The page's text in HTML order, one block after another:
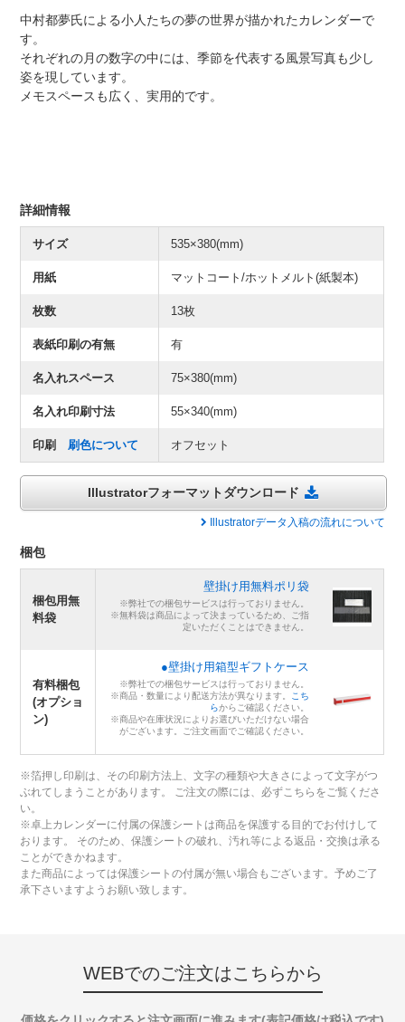
中村都夢氏による小人たちの夢の世界が描かれたカレンダーで
す。
それぞれの月の数字の中には、季節を代表する風景写真も少し
姿を現しています。
メモスペースも広く、実用的です。
詳細情報
サイズ 535×380(mm)
用紙 マットコート/ホットメルト(紙製本)
枚数 13枚
表紙印刷の有無 有
名入れスペース 75×380(mm)
名入れ印刷寸法 55×340(mm)
印刷 刷色について オフセット
Illustratorフォーマットダウンロード
Illustratorデータ入稿の流れについて
梱包
梱包用無
料袋
壁掛け用無料ポリ袋
※弊社での梱包サービスは行っておりません。
※無料袋は商品によって決まっているため、ご指
定いただくことはできません。
有料梱包
(オプショ
ン)
●壁掛け用箱型ギフトケース
※弊社での梱包サービスは行っておりません。
※商品・数量により配送方法が異なります。 こち
らからご確認ください。
※商品や在庫状況によりお選びいただけない場合
がございます。ご注文画面でご確認ください。
※箔押し印刷は、その印刷方法上、文字の種類や大きさによって文字がつ
ぶれてしまうことがあります。 ご注文の際には、必ずこちらをご覧くださ
い。
※卓上カレンダーに付属の保護シートは商品を保護する目的でお付けして
おります。 そのため、保護シートの破れ、汚れ等による返品・交換は承る
ことができかねます。
また商品によっては保護シートの付属が無い場合もございます。予めご了
承下さいますようお願い致します。
WEBでのご注文はこちらから